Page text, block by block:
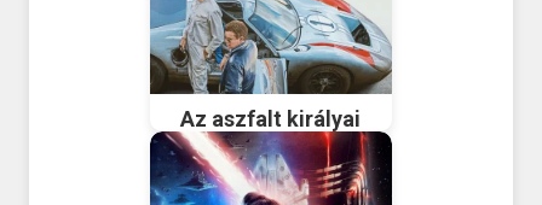
Az aszfalt királyai